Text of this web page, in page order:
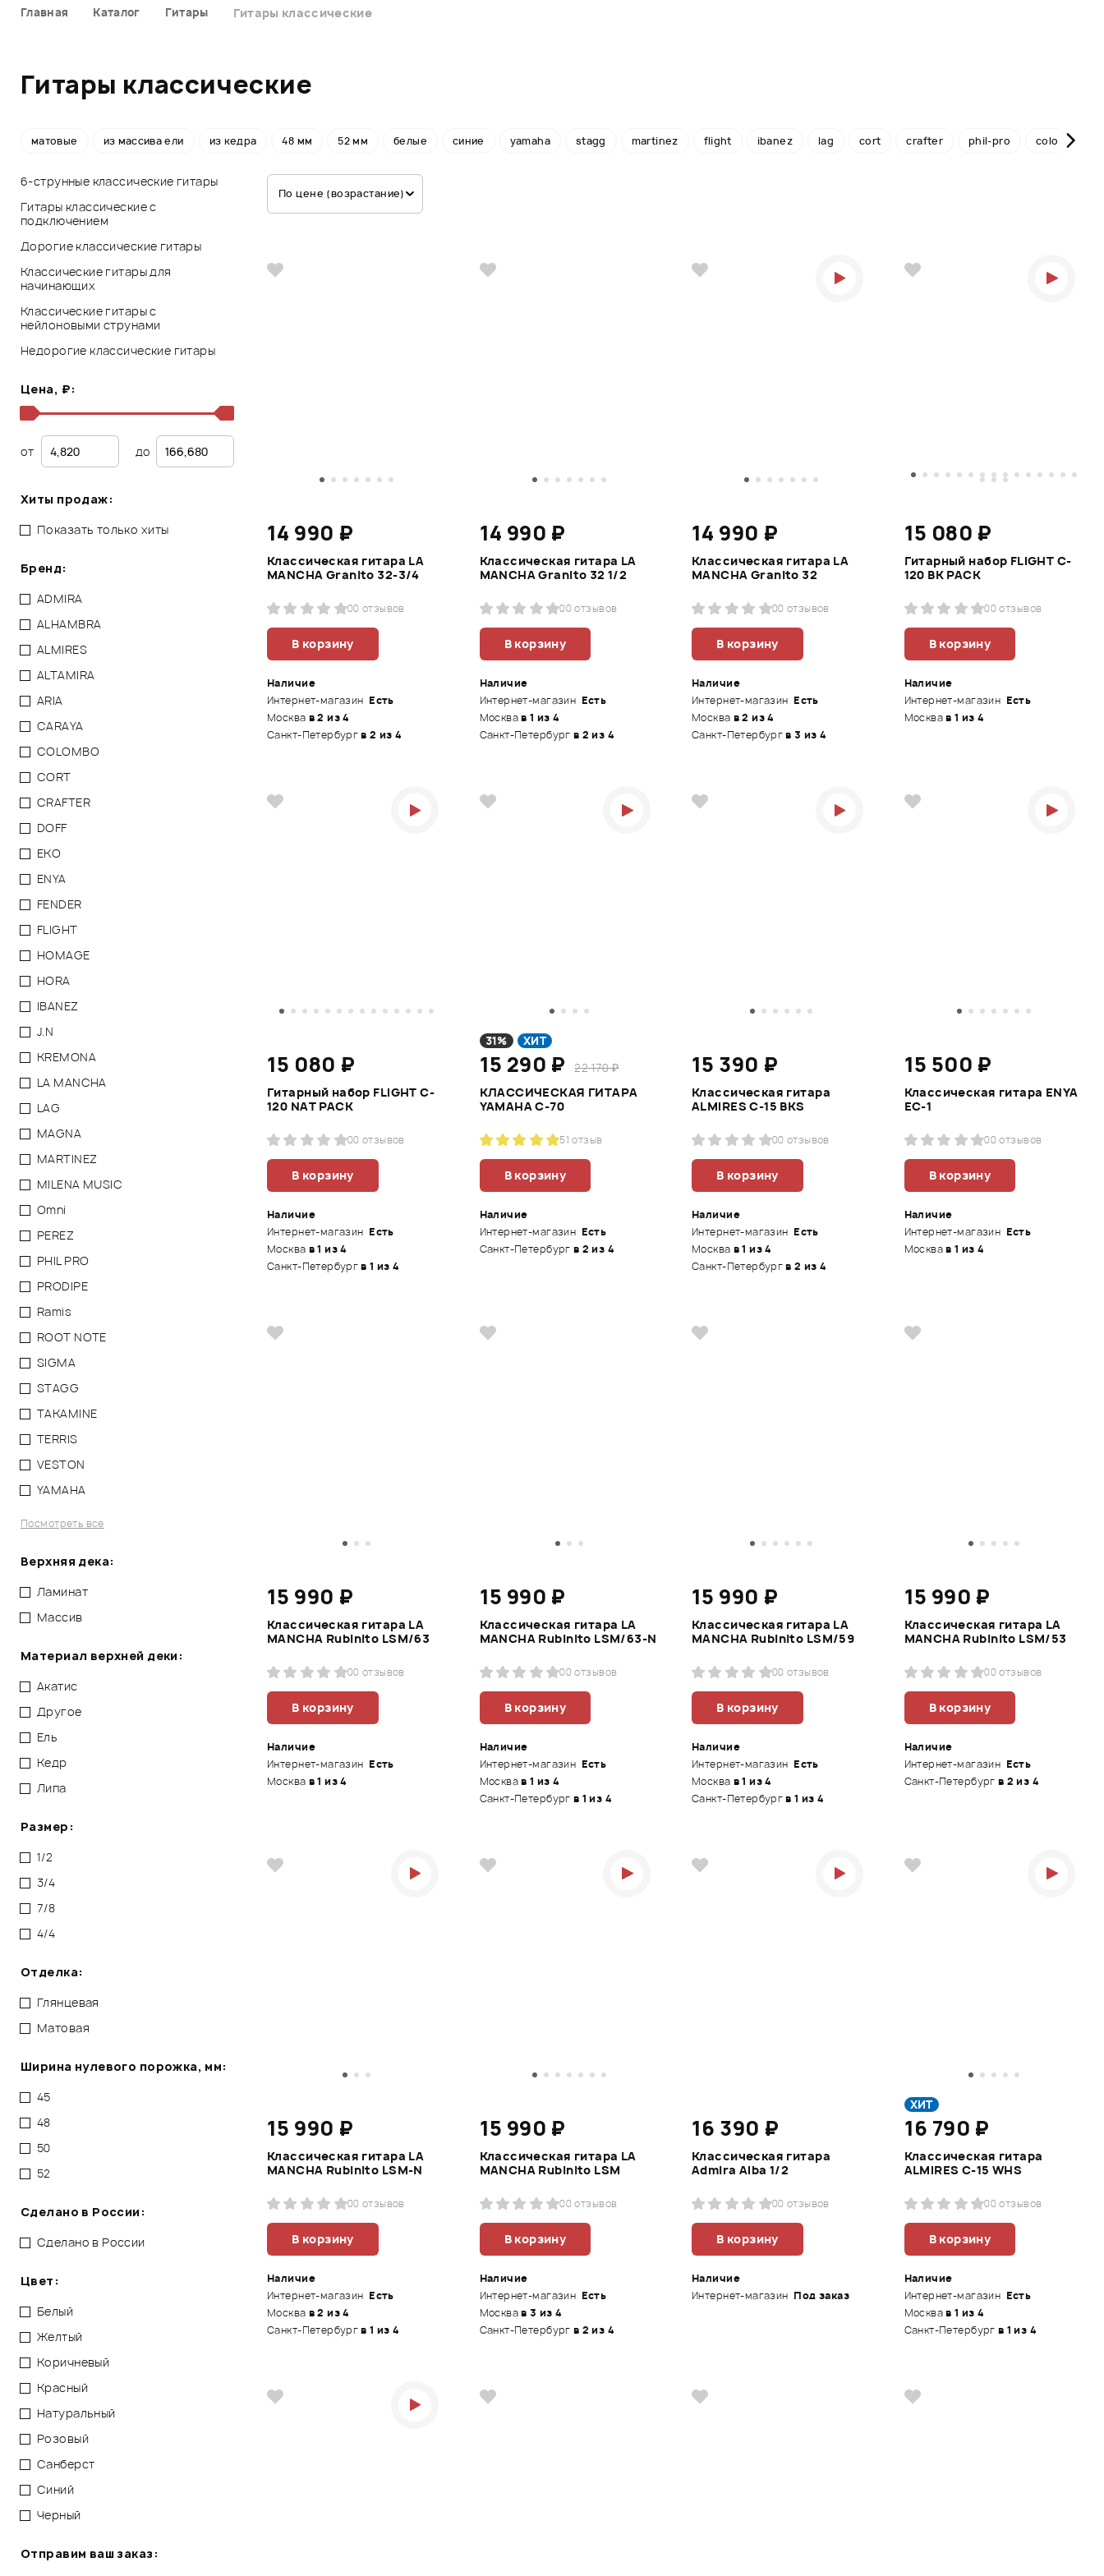
Главная Каталог Гитары Гитары классические
Гитары классические
матовые из массива ели из кедра 48 мм 52 мм белые синие yamaha stagg martinez flight ibanez lag cort crafter phil-pro colombo
6-струнные классические гитары
Гитары классические с
подключением
Дорогие классические гитары
Классические гитары для
начинающих
Классические гитары с
нейлоновыми струнами
Недорогие классические гитары
Цена, ₽:
от до
Хиты продаж:
Показать только хиты
Бренд:
ADMIRA
ALHAMBRA
ALMIRES
ALTAMIRA
ARIA
CARAYA
COLOMBO
CORT
CRAFTER
DOFF
EKO
ENYA
FENDER
FLIGHT
HOMAGE
HORA
IBANEZ
J.N
KREMONA
LA MANCHA
LAG
MAGNA
MARTINEZ
MILENA MUSIC
Omni
PEREZ
PHIL PRO
PRODIPE
Ramis
ROOT NOTE
SIGMA
STAGG
TAKAMINE
TERRIS
VESTON
YAMAHA
Посмотреть все
Верхняя дека:
Ламинат
Массив
Материал верхней деки:
Акатис
Другое
Ель
Кедр
Липа
Размер:
1/2
3/4
7/8
4/4
Отделка:
Глянцевая
Матовая
Ширина нулевого порожка, мм:
45
48
50
52
Сделано в России:
Сделано в России
Цвет:
Белый
Желтый
Коричневый
Красный
Натуральный
Розовый
Санберст
Синий
Черный
Отправим ваш заказ:
По цене (возрастание)
14 990 ₽
Классическая гитара LA
MANCHA Granito 32-3/4
00 отзывов
В корзину
Наличие
Интернет-магазин Есть
Москва в 2 из 4
Санкт-Петербургв 2 из 4
14 990 ₽
Классическая гитара LA
MANCHA Granito 32 1/2
00 отзывов
В корзину
Наличие
Интернет-магазин Есть
Москвав 1 из 4
Санкт-Петербург в 2 из 4
14 990 ₽
Классическая гитара LA
MANCHA Granito 32
00 отзывов
В корзину
Наличие
Интернет-магазин Есть
Москва в 2 из 4
Санкт-Петербургв 3 из 4
15 080 ₽
Гитарный набор FLIGHT C-
120 BK PACK
00 отзывов
В корзину
Наличие
Интернет-магазин Есть
Москвав 1 из 4
15 080 ₽
Гитарный набор FLIGHT C-
120 NAT PACK
00 отзывов
В корзину
Наличие
Интернет-магазин Есть
Москва в 1 из 4
Санкт-Петербургв 1 из 4
31% ХИТ
15 290 ₽
22 170 ₽
КЛАССИЧЕСКАЯ ГИТАРА
YAMAHA C-70
51 отзыв
В корзину
Наличие
Интернет-магазин Есть
Санкт-Петербург в 2 из 4
15 390 ₽
Классическая гитара
ALMIRES C-15 BKS
00 отзывов
В корзину
Наличие
Интернет-магазин Есть
Москва в 1 из 4
Санкт-Петербургв 2 из 4
15 500 ₽
Классическая гитара ENYA
EC-1
00 отзывов
В корзину
Наличие
Интернет-магазин Есть
Москвав 1 из 4
15 990 ₽
Классическая гитара LA
MANCHA Rubinito LSM/63
00 отзывов
В корзину
Наличие
Интернет-магазин Есть
Москва в 1 из 4
15 990 ₽
Классическая гитара LA
MANCHA Rubinito LSM/63-N
00 отзывов
В корзину
Наличие
Интернет-магазин Есть
Москвав 1 из 4
Санкт-Петербург в 1 из 4
15 990 ₽
Классическая гитара LA
MANCHA Rubinito LSM/59
00 отзывов
В корзину
Наличие
Интернет-магазин Есть
Москва в 1 из 4
Санкт-Петербургв 1 из 4
15 990 ₽
Классическая гитара LA
MANCHA Rubinito LSM/53
00 отзывов
В корзину
Наличие
Интернет-магазин Есть
Санкт-Петербург в 2 из 4
15 990 ₽
Классическая гитара LA
MANCHA Rubinito LSM-N
00 отзывов
В корзину
Наличие
Интернет-магазин Есть
Москва в 2 из 4
Санкт-Петербургв 1 из 4
15 990 ₽
Классическая гитара LA
MANCHA Rubinito LSM
00 отзывов
В корзину
Наличие
Интернет-магазин Есть
Москвав 3 из 4
Санкт-Петербург в 2 из 4
16 390 ₽
Классическая гитара
Admira Alba 1/2
00 отзывов
В корзину
Наличие
Интернет-магазин Под заказ
ХИТ
16 790 ₽
Классическая гитара
ALMIRES C-15 WHS
00 отзывов
В корзину
Наличие
Интернет-магазин Есть
Москвав 1 из 4
Санкт-Петербург в 1 из 4